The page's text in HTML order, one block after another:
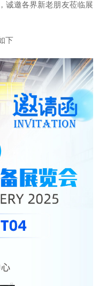
诚邀各界新老朋友莅临展
下